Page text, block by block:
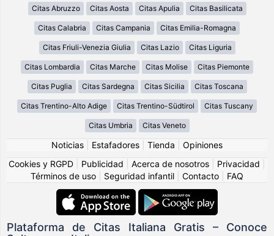
Citas Abruzzo Citas Aosta Citas Apulia Citas Basilicata
Citas Calabria Citas Campania Citas Emilia-Romagna
Citas Friuli-Venezia Giulia Citas Lazio Citas Liguria
Citas Lombardia Citas Marche Citas Molise Citas Piemonte
Citas Puglia Citas Sardegna Citas Sicilia Citas Toscana
Citas Trentino-Alto Adige Citas Trentino-Südtirol Citas Tuscany
Citas Umbria Citas Veneto
Noticias Estafadores Tienda
Opiniones
Cookies y RGPD
Publicidad Acerca de nosotros Privacidad
Términos de uso
Seguridad infantil Contacto FAQ
Plataforma de Citas Italiana Gratis – Conoce